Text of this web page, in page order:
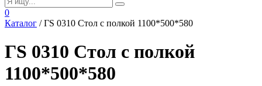
0
Каталог /ГS 0310 Стол с полкой 1100*500*580
ГS 0310 Стол с полкой
1100*500*580